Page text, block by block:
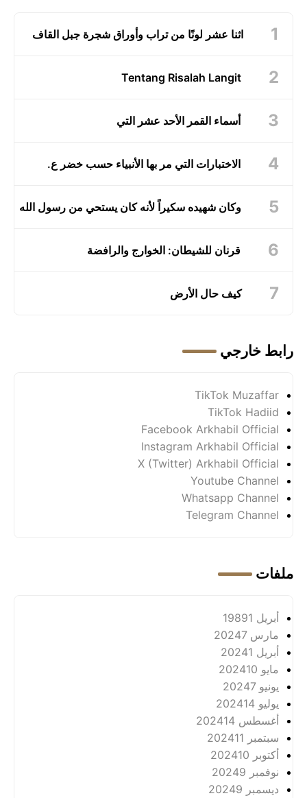
اثنا عشر لونًا من تراب وأوراق شجرة جبل القاف
Tentang Risalah Langit
أسماء القمر الأحد عشر التي
الاختبارات التي مر بها الأنبياء حسب خضر ع.
وكان شهيده سكيراً لأنه كان يستحي من رسول الله
قرنان للشيطان: الخوارج والرافضة
كيف حال الأرض
رابط خارجي
TikTok Muzaffar
TikTok Hadiid
Facebook Arkhabil Official
Instagram Arkhabil Official
X (Twitter) Arkhabil Official
Youtube Channel
Whatsapp Channel
Telegram Channel
ملفات
أبريل 1989 1
مارس 20247
أبريل 2024 1
مايو 2024 10
يونيو 20247
يوليو 2024 14
أغسطس 2024 14
سبتمبر 2024 11
أكتوبر 2024 10
نوفمبر 2024 9
ديسمبر 2024 9